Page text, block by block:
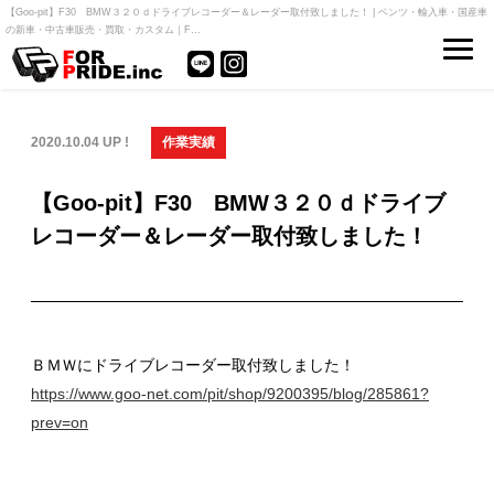
【Goo-pit】F30 BMW３２０ｄドライブレコーダー＆レーダー取付致しました！ | ベンツ・輸入車・国産車
の新車・中古車販売・買取・カスタム｜F…
2020.10.04 UP ! 作業実績
【Goo-pit】F30 BMW３２０ｄドライブ
レコーダー＆レーダー取付致しました！
ＢＭＷにドライブレコーダー取付致しました！
https://www.goo-net.com/pit/shop/9200395/blog/285861?
prev=on